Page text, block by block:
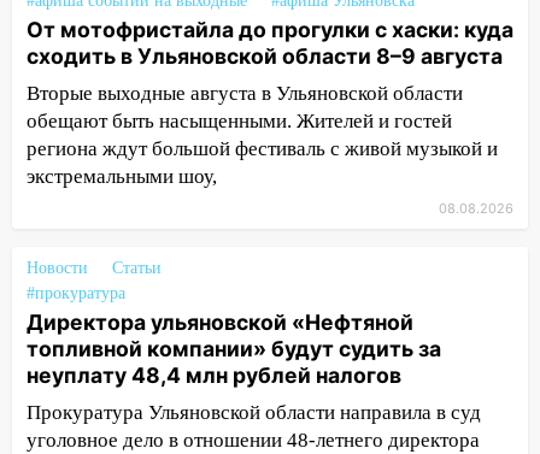
18:11 Ульяновская область стала
пилотным регионом проекта
«Культурное долголетие»
17:16 В реанимацию Ульяновской
областной больницы поступили шесть
новых аппаратов ИВЛ
и проводят новое освещение
16:35 В Ульяновске установили ещё
девять бункеров для крупногабаритного
мусора
16:26 В Ульяновске бесплатно покажут
матч «Волги» под открытым небом
От мотофристайла до прогулки с хаски: куда
сходить в Ульяновской области 8–9 августа
Вторые выходные августа в Ульяновской области
обещают быть насыщенными. Жителей и гостей
региона ждут большой фестиваль с живой музыкой и
экстремальными шоу,
08.08.2026
Новости
Статьи
#прокуратура
Директора ульяновской «Нефтяной
топливной компании» будут судить за
неуплату 48,4 млн рублей налогов
Прокуратура Ульяновской области направила в суд
уголовное дело в отношении 48-летнего директора